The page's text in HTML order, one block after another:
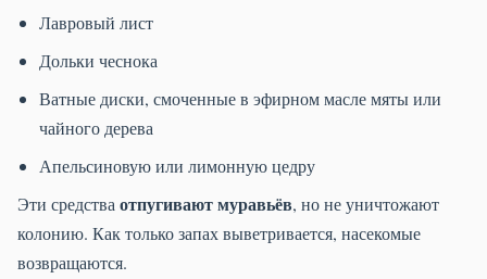
Лавровый лист
Дольки чеснока
Ватные диски, смоченные в эфирном масле мяты или
чайного дерева
Апельсиновую или лимонную цедру
Эти средстваотпугивают муравьёв, но не уничтожают
колонию. Как только запах выветривается, насекомые
возвращаются.